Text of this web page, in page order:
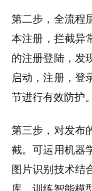
第二步，全流程
本注册，拦截异
的注册登陆，发
启动，注册，登
节进行有效防护。
第三步，对发布
截。可运用机器
图片识别技术结